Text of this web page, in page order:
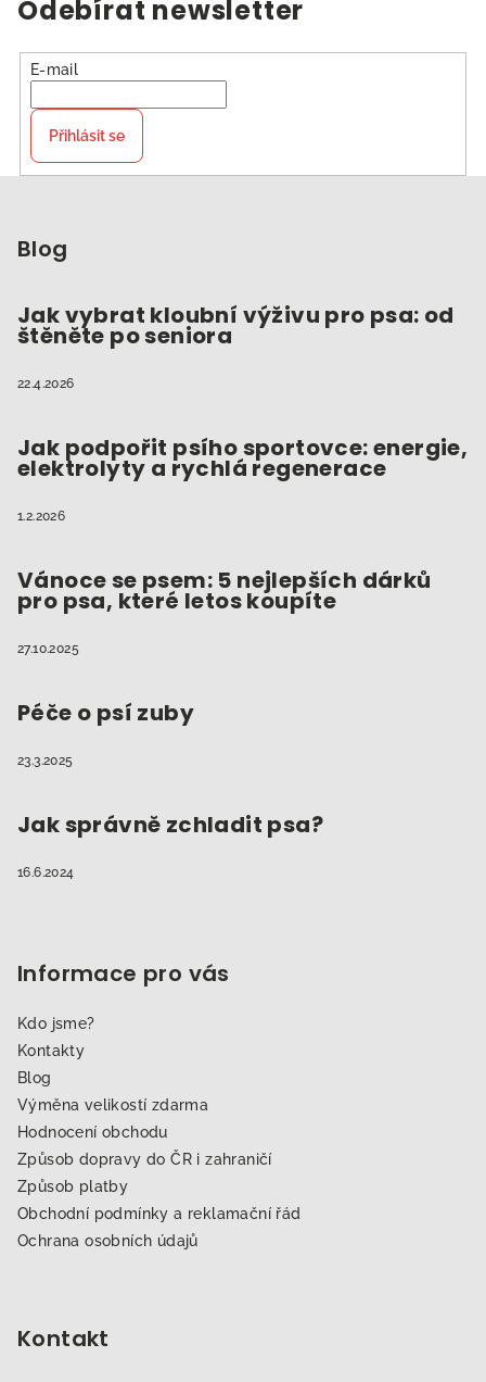
Odebírat newsletter
E-mail
Přihlásit se
Blog
Jak vybrat kloubní výživu pro psa: od
štěněte po seniora
22.4.2026
Jak podpořit psího sportovce: energie,
elektrolyty a rychlá regenerace
1.2.2026
Vánoce se psem: 5 nejlepších dárků
pro psa, které letos koupíte
27.10.2025
Péče o psí zuby
23.3.2025
Jak správně zchladit psa?
16.6.2024
Informace pro vás
Kdo jsme?
Kontakty
Blog
Výměna velikostí zdarma
Hodnocení obchodu
Způsob dopravy do ČR i zahraničí
Způsob platby
Obchodní podmínky a reklamační řád
Ochrana osobních údajů
Kontakt